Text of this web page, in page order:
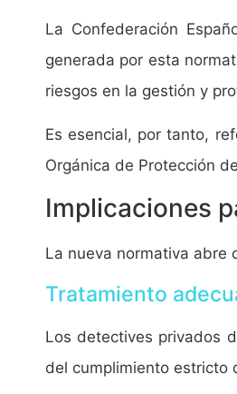
La Confederación
generada por esta
riesgos en la gestión y
Es esencial, por tanto,
Orgánica de Protección
Implicaciones
La nueva normativa abre
Tratamiento
Los detectives privados
del cumplimiento estricto